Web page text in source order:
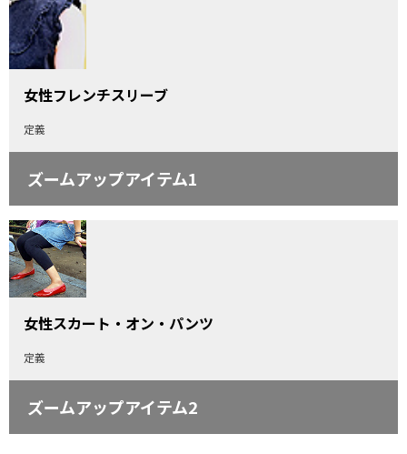
女性フレンチスリーブ
定義
ズームアップアイテム1
女性スカート・オン・パンツ
定義
ズームアップアイテム2